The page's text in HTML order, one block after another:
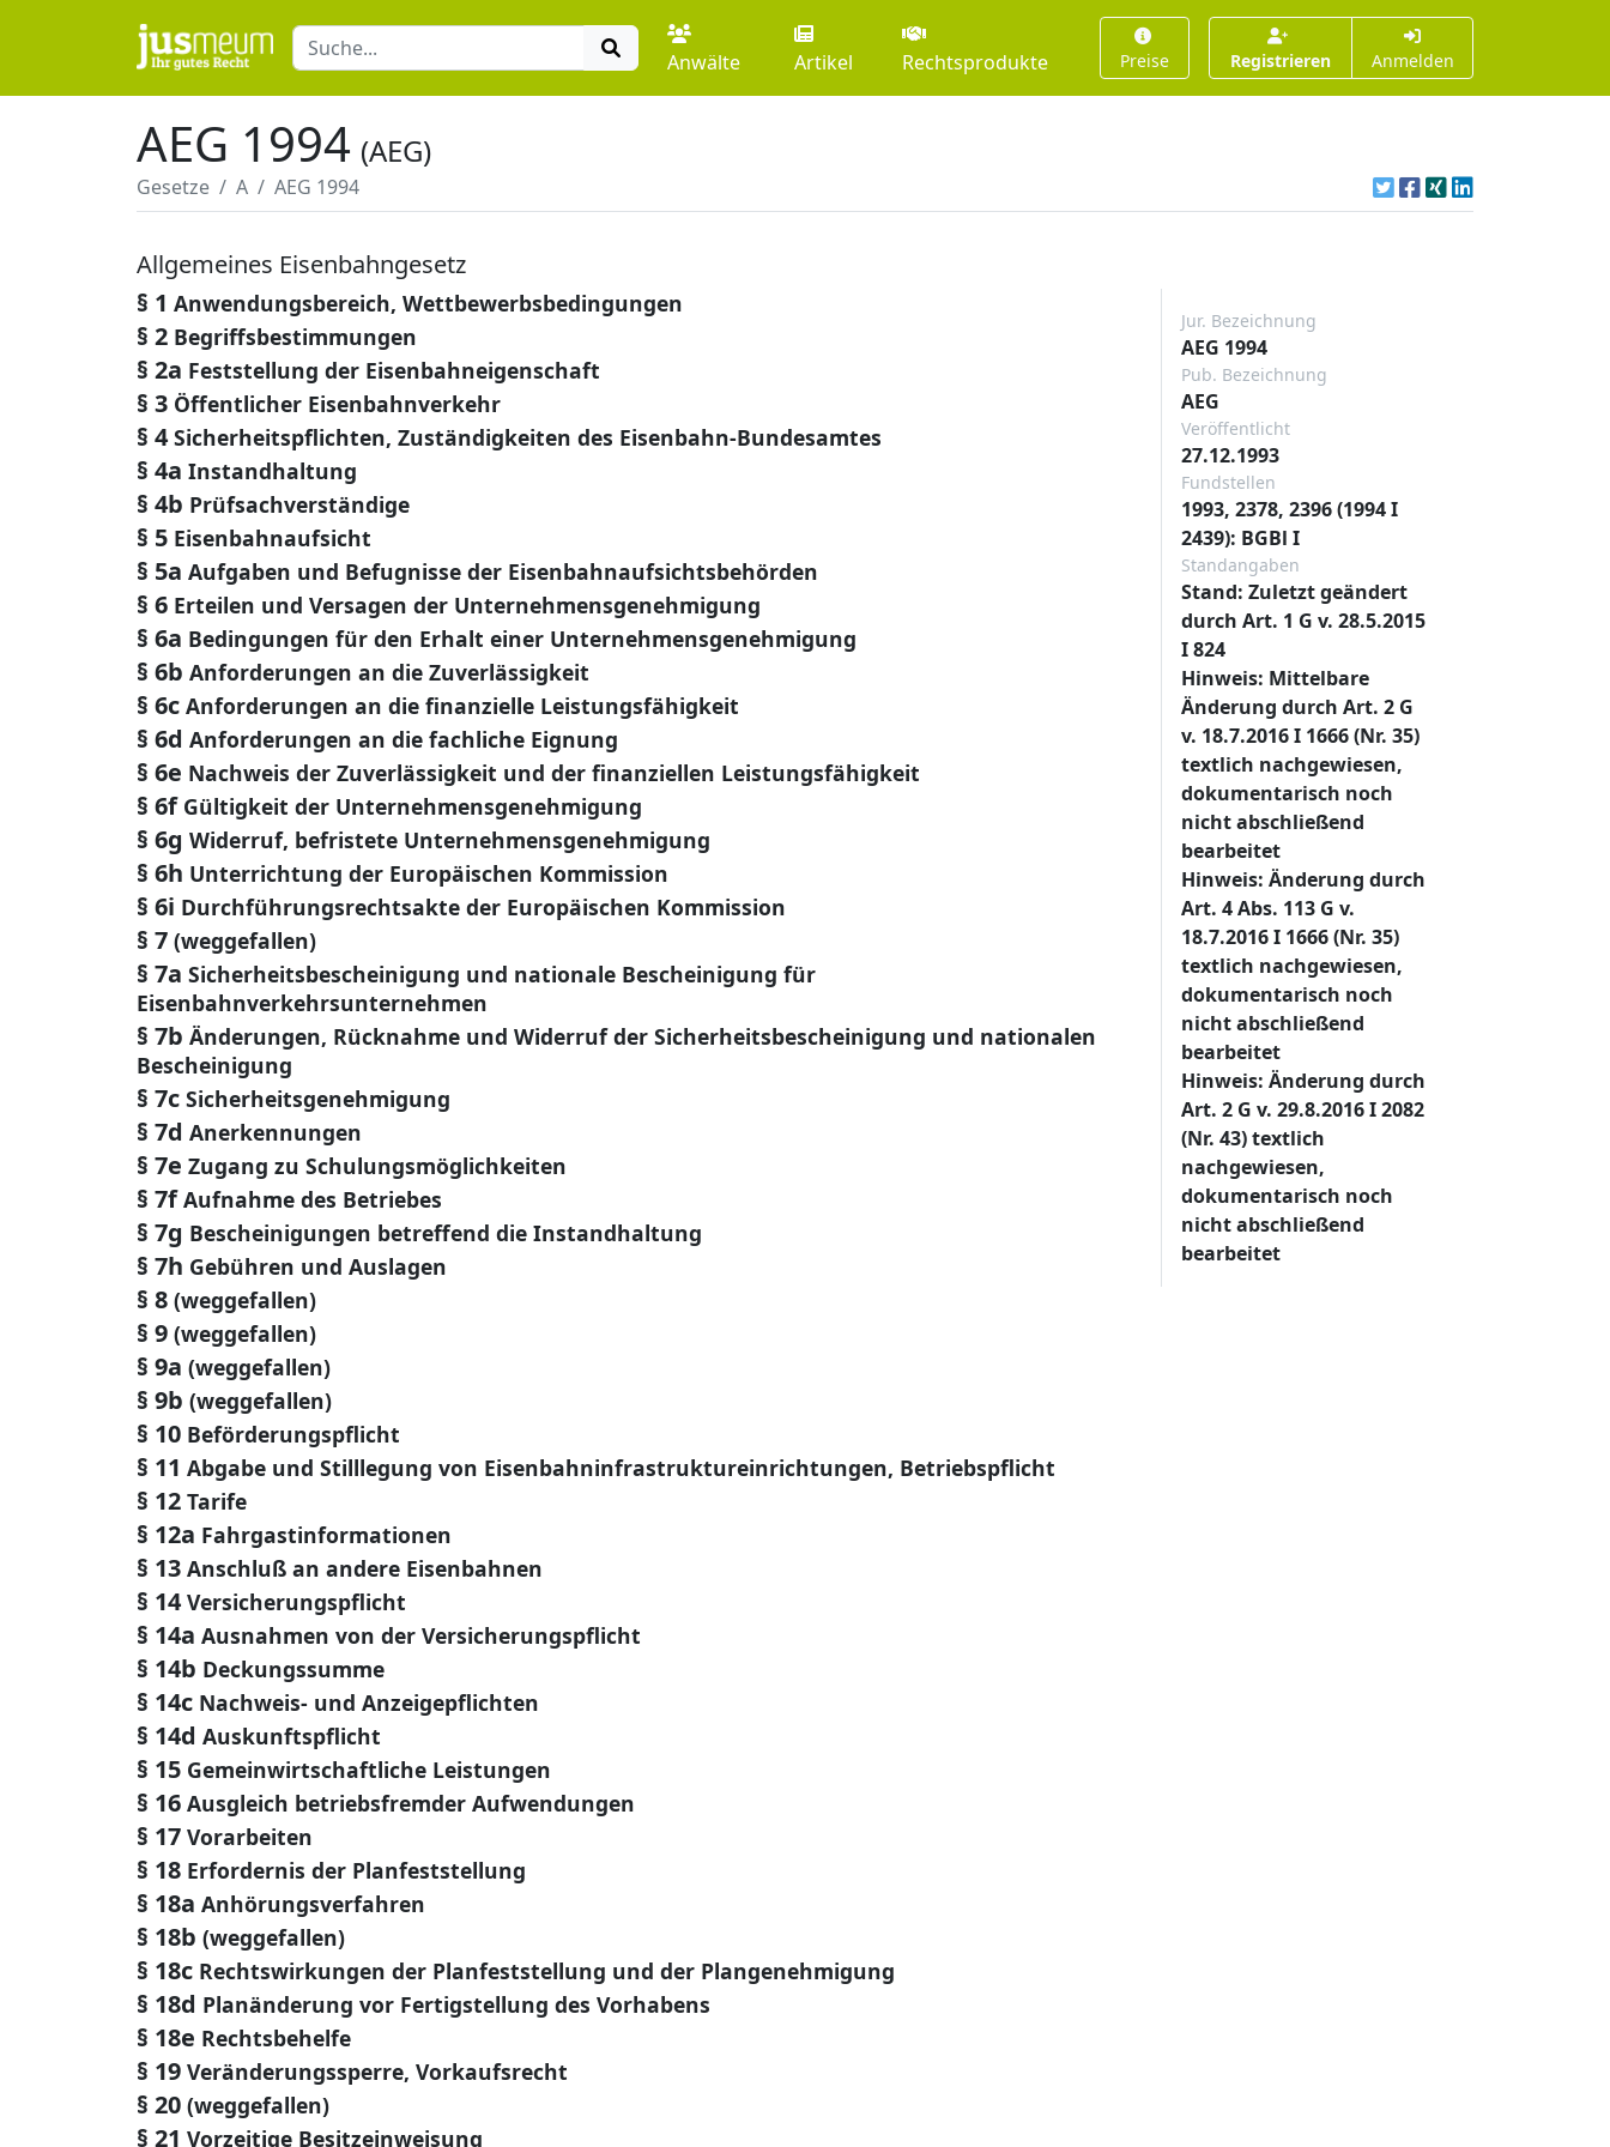
Anwälte Artikel Rechtsprodukte Preise Registrieren Anmelden
AEG 1994 (AEG)
Gesetze A AEG 1994
Allgemeines Eisenbahngesetz
§ 1 Anwendungsbereich, Wettbewerbsbedingungen
§ 2 Begriffsbestimmungen
§ 2a Feststellung der Eisenbahneigenschaft
§ 3 Öffentlicher Eisenbahnverkehr
§ 4 Sicherheitspflichten, Zuständigkeiten des Eisenbahn-Bundesamtes
§ 4a Instandhaltung
§ 4b Prüfsachverständige
§ 5 Eisenbahnaufsicht
§ 5a Aufgaben und Befugnisse der Eisenbahnaufsichtsbehörden
§ 6 Erteilen und Versagen der Unternehmensgenehmigung
§ 6a Bedingungen für den Erhalt einer Unternehmensgenehmigung
§ 6b Anforderungen an die Zuverlässigkeit
§ 6c Anforderungen an die finanzielle Leistungsfähigkeit
§ 6d Anforderungen an die fachliche Eignung
§ 6e Nachweis der Zuverlässigkeit und der finanziellen Leistungsfähigkeit
§ 6f Gültigkeit der Unternehmensgenehmigung
§ 6g Widerruf, befristete Unternehmensgenehmigung
§ 6h Unterrichtung der Europäischen Kommission
§ 6i Durchführungsrechtsakte der Europäischen Kommission
§ 7 (weggefallen)
§ 7a Sicherheitsbescheinigung und nationale Bescheinigung für
Eisenbahnverkehrsunternehmen
§ 7b Änderungen, Rücknahme und Widerruf der Sicherheitsbescheinigung und nationalen
Bescheinigung
§ 7c Sicherheitsgenehmigung
§ 7d Anerkennungen
§ 7e Zugang zu Schulungsmöglichkeiten
§ 7f Aufnahme des Betriebes
§ 7g Bescheinigungen betreffend die Instandhaltung
§ 7h Gebühren und Auslagen
§ 8 (weggefallen)
§ 9 (weggefallen)
§ 9a (weggefallen)
§ 9b (weggefallen)
§ 10 Beförderungspflicht
§ 11 Abgabe und Stilllegung von Eisenbahninfrastruktureinrichtungen, Betriebspflicht
§ 12 Tarife
§ 12a Fahrgastinformationen
§ 13 Anschluß an andere Eisenbahnen
§ 14 Versicherungspflicht
§ 14a Ausnahmen von der Versicherungspflicht
§ 14b Deckungssumme
§ 14c Nachweis- und Anzeigepflichten
§ 14d Auskunftspflicht
§ 15 Gemeinwirtschaftliche Leistungen
§ 16 Ausgleich betriebsfremder Aufwendungen
§ 17 Vorarbeiten
§ 18 Erfordernis der Planfeststellung
§ 18a Anhörungsverfahren
§ 18b (weggefallen)
§ 18c Rechtswirkungen der Planfeststellung und der Plangenehmigung
§ 18d Planänderung vor Fertigstellung des Vorhabens
§ 18e Rechtsbehelfe
§ 19 Veränderungssperre, Vorkaufsrecht
§ 20 (weggefallen)
§ 21 Vorzeitige Besitzeinweisung
Jur. Bezeichnung
AEG 1994
Pub. Bezeichnung
AEG
Veröffentlicht
27.12.1993
Fundstellen
1993, 2378, 2396 (1994 I
2439): BGBl I
Standangaben
Stand: Zuletzt geändert
durch Art. 1 G v. 28.5.2015
I 824
Hinweis: Mittelbare
Änderung durch Art. 2 G
v. 18.7.2016 I 1666 (Nr. 35)
textlich nachgewiesen,
dokumentarisch noch
nicht abschließend
bearbeitet
Hinweis: Änderung durch
Art. 4 Abs. 113 G v.
18.7.2016 I 1666 (Nr. 35)
textlich nachgewiesen,
dokumentarisch noch
nicht abschließend
bearbeitet
Hinweis: Änderung durch
Art. 2 G v. 29.8.2016 I 2082
(Nr. 43) textlich
nachgewiesen,
dokumentarisch noch
nicht abschließend
bearbeitet